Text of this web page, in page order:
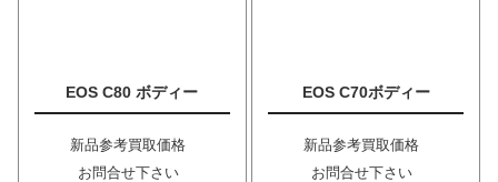
EOS C80 ボディー
新品参考買取価格
お問合せ下さい
EOS C70ボディー
新品参考買取価格
お問合せ下さい